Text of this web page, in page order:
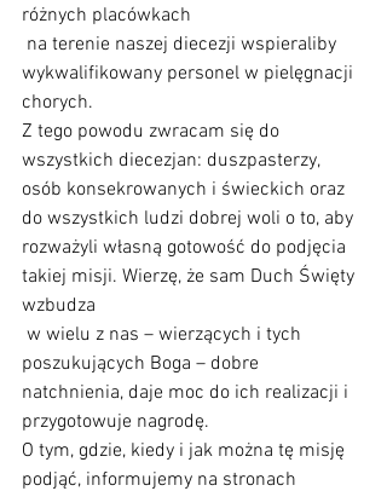
różnych placówkach
wykwalifikowany personel w pielęgnacji
chorych.
Z tego powodu zwracam się do
wszystkich diecezjan: duszpasterzy,
osób konsekrowanych i świeckich oraz
do wszystkich ludzi dobrej woli o to, aby
rozważyli własną gotowość do podjęcia
takiej misji. Wierzę, że sam Duch Święty
wzbudza
poszukujących Boga – dobre
natchnienia, daje moc do ich realizacji i
przygotowuje nagrodę.
O tym, gdzie, kiedy i jak można tę misję
podjąć, informujemy na stronach